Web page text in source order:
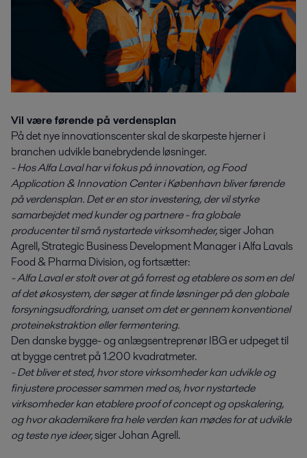
Vil være førende på verdensplan
På det nye innovationscenter skal de skarpeste hjerner i
branchen udvikle banebrydende løsninger.
- Hos Alfa Laval har vi fokus på innovation, og Food
Application & Innovation Center i København bliver førende
på verdensplan. Det er en stor investering, der vil styrke
samarbejdet med kunder og partnere - fra globale
producenter til små nystartede virksomheder,siger Johan
Agrell, Strategic Business Development Manager i Alfa Lavals
Food & Pharma Division, og fortsætter:
- Alfa Laval er stolt over at gå forrest og etablere os som en del
af det økosystem, der søger at finde løsninger på den globale
forsyningsudfordring, uanset om det er gennem konventionel
proteinekstraktion eller fermentering.
Den danske bygge- og anlægsentreprenør IBG er udpeget til
at bygge centret på 1.200 kvadratmeter.
- Det bliver et sted, hvor store virksomheder kan udvikle og
finjustere processer sammen med os, hvor nystartede
virksomheder kan etablere proof of concept og opskalering,
og hvor akademikere fra hele verden kan mødes for at udvikle
og teste nye ideer,siger Johan Agrell.